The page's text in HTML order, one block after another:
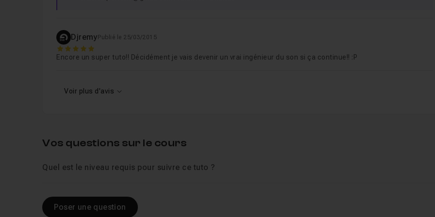
Djremy Publié le 25/03/2015
5
Encore un super tuto!! Décidément je vais devenir un vrai ingénieur du son si ça continue!! :P
Voir plus d'avis
Vos questions sur le cours
Quel est le niveau requis pour suivre ce tuto ?
Poser une question